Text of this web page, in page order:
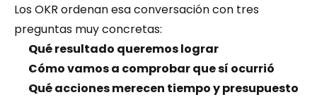
Los OKR ordenan esa conversación con tres
preguntas muy concretas:
Qué resultado queremos lograr
Cómo vamos a comprobar que sí ocurrió
Qué acciones merecen tiempo y presupuesto